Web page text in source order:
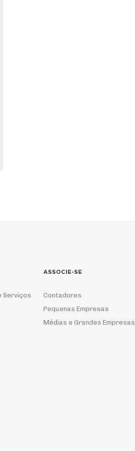
Serviços
ASSOCIE-SE
Contadores
Pequenas Empresas
Médias e Grandes Empresas